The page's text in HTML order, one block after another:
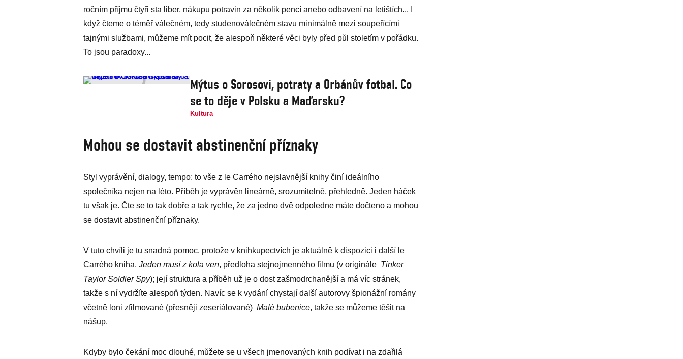
ročním příjmu čtyři sta liber, nákupu potravin za několik pencí anebo odbavení na letištích... I
když čteme o téměř válečném, tedy studenoválečném stavu minimálně mezi soupeřícími
tajnými službami, můžeme mít pocit, že alespoň některé věci byly před půl stoletím v pořádku.
To jsou paradoxy...
Mýtus o Sorosovi, potraty a Orbánův fotbal. Co
se to děje v Polsku a Maďarsku?
Kultura
Mohou se dostavit abstinenční příznaky
Styl vyprávění, dialogy, tempo; to vše z le Carrého nejslavnější knihy činí ideálního
společníka nejen na léto. Příběh je vyprávěn lineárně, srozumitelně, přehledně. Jeden háček
tu však je. Čte se to tak dobře a tak rychle, že za jedno dvě odpoledne máte dočteno a mohou
se dostavit abstinenční příznaky.
V tuto chvíli je tu snadná pomoc, protože v knihkupectvích je aktuálně k dispozici i další le
Carrého kniha, Jeden musí z kola ven, předloha stejnojmenného filmu (v originále Tinker
Taylor Soldier Spy); její struktura a příběh už je o dost zašmodrchanější a má víc stránek,
takže s ní vydržíte alespoň týden. Navíc se k vydání chystají další autorovy špionážní romány
včetně loni zfilmované (přesněji zeseriálované) Malé bubenice, takže se můžeme těšit na
nášup.
Kdyby bylo čekání moc dlouhé, můžete se u všech jmenovaných knih podívat i na zdařilá